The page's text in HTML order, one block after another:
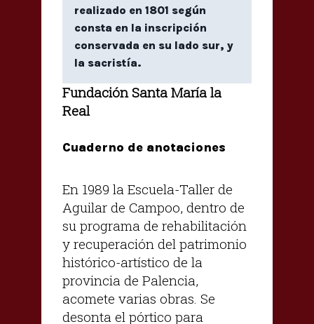
realizado en 1801 según
consta en la inscripción
conservada en su lado sur, y
la sacristía.
Fundación Santa María la
Real
Cuaderno de anotaciones
En 1989 la Escuela-Taller de
Aguilar de Campoo, dentro de
su programa de rehabilitación
y recuperación del patrimonio
histórico-artístico de la
provincia de Palencia,
acomete varias obras. Se
desonta el pórtico para